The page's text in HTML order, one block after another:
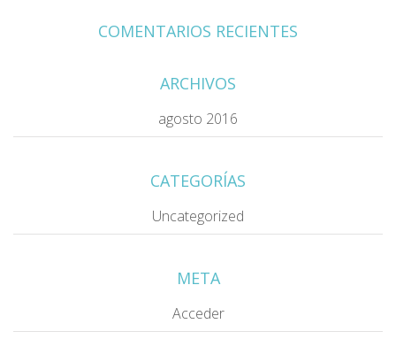
COMENTARIOS RECIENTES
ARCHIVOS
agosto 2016
CATEGORÍAS
Uncategorized
META
Acceder